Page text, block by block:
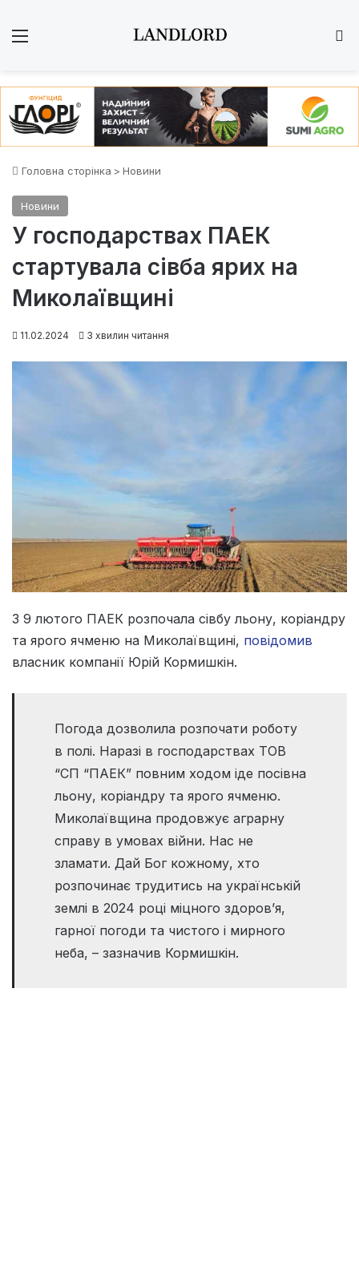
Головна сторінка > Новини
Новини
У господарствах ПАЕК
стартувала сівба ярих на
Миколаївщині
11.02.2024 3 хвилин читання
З 9 лютого ПАЕК розпочала сівбу льону, коріандру
та ярого ячменю на Миколаївщині, повідомив
власник компанії Юрій Кормишкін.
Погода дозволила розпочати роботу
в полі. Наразі в господарствах ТОВ
“СП “ПАЕК” повним ходом іде посівна
льону, коріандру та ярого ячменю.
Миколаївщина продовжує аграрну
справу в умовах війни. Нас не
зламати. Дай Бог кожному, хто
розпочинає трудитись на українській
землі в 2024 році міцного здоров’я,
гарної погоди та чистого і мирного
неба, – зазначив Кормишкін.